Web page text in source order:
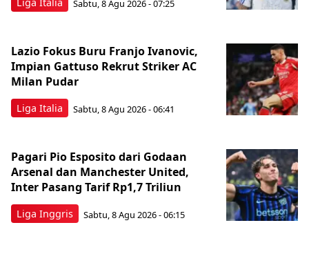
Liga Italia Sabtu, 8 Agu 2026 - 07:25
Liga Italia
Lazio Fokus Buru Franjo Ivanovic,
Impian Gattuso Rekrut Striker AC
Milan Pudar
Sabtu, 8 Agu 2026 - 06:41
Liga Inggris
Pagari Pio Esposito dari Godaan
Arsenal dan Manchester United,
Inter Pasang Tarif Rp1,7 Triliun
Sabtu, 8 Agu 2026 - 06:15